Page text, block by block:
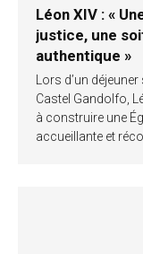
Léon XIV : «
justice, une
authentique »
Lors d’un
Castel Gandolfo,
à construire une
accueillante et